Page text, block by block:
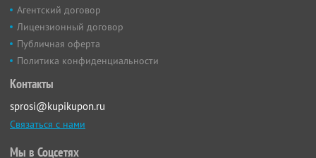
Агентский договор
Лицензионный договор
Публичная оферта
Политика конфиденциальности
Контакты
sprosi@kupikupon.ru
Связаться с нами
Мы в Соцсетях